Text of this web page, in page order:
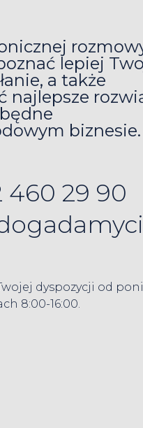
lepiej
a także
najlepsze
biznesie.
460 29 90
dyspozycji od
8:00-16:00.